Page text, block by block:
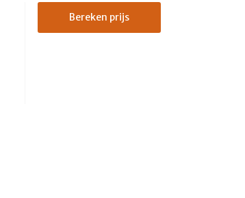
Bereken prijs